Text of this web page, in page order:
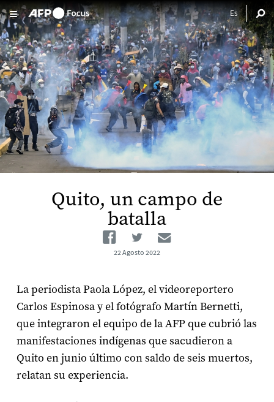
Pasar al contenido principal
Quito, un campo de
batalla
Facebook
Twitter
22 Agosto 2022
La periodista Paola López, el videoreportero
Carlos Espinosa y el fotógrafo Martín Bernetti,
que integraron el equipo de la AFP que cubrió las
manifestaciones indígenas que sacudieron a
Quito en junio último con saldo de seis muertos,
relatan su experiencia.